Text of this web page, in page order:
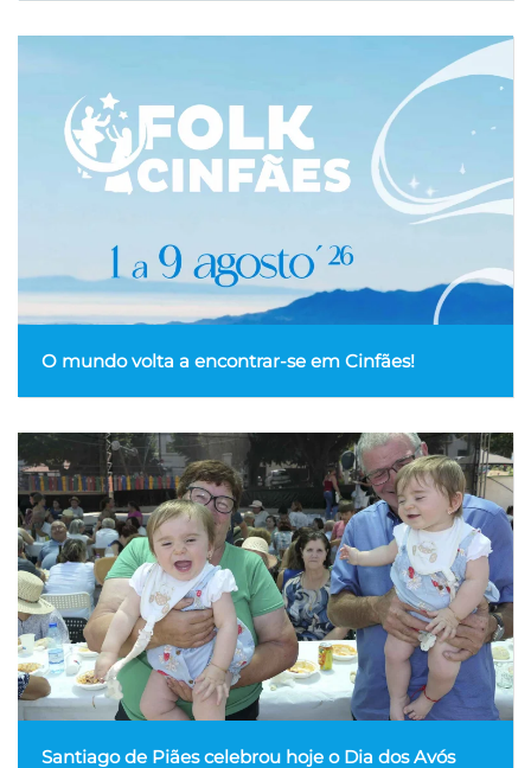
O mundo volta a encontrar-se em Cinfães!
Santiago de Piães celebrou hoje o Dia dos Avós